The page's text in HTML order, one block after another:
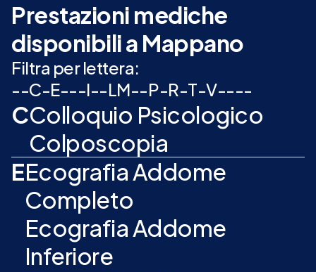
Prestazioni mediche
disponibili a Mappano
Filtra per lettera:
--C-E---I--LM--P-R-T-V----
CColloquio Psicologico
Colposcopia
EEcografia Addome
Completo
Ecografia Addome
Inferiore